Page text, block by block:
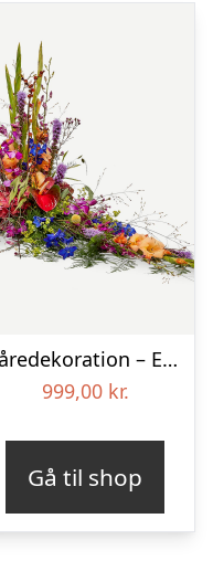
Båredekoration – Et farverigt farvel
999,00 kr.
Gå til shop